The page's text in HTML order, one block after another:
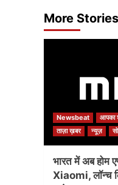
More Stories
Newsbeat आपका
ताज़ा ख़बर
न्यूज़
भारत में अब होम
Xiaomi, लॉन्च